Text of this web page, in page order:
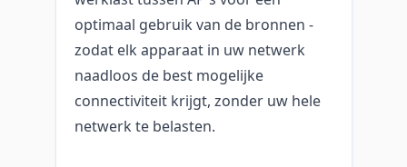
optimaal gebruik van de bronnen -
zodat elk apparaat in uw netwerk
naadloos de best mogelijke
connectiviteit krijgt, zonder uw hele
netwerk te belasten.